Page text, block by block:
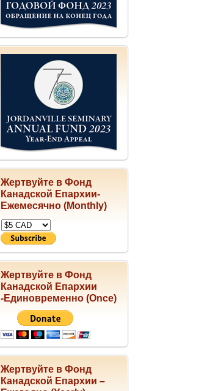
Жертвуйте в Фонд
Канадской Епархии-
Ежемесячно (Monthly)
Жертвуйте в Фонд
Канадской Епархии
-Единовременно (Once)
Жертвуйте в Фонд
Канадской Епархии –